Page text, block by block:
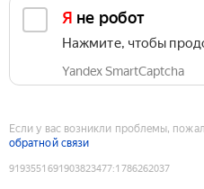
Я не робот
Нажмите, чтобы
Yandex SmartCaptcha
Если у вас возникли проблемы,
обратной связи
9193551691903823477:1786262037